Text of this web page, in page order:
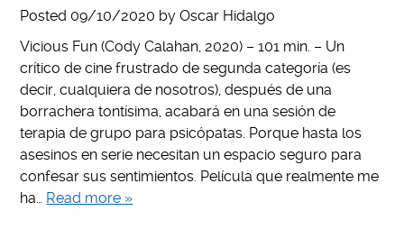
Posted 09/10/2020 byOscar Hidalgo
Vicious Fun (Cody Calahan, 2020) – 101 min. – Un
crítico de cine frustrado de segunda categoría (es
decir, cualquiera de nosotros), después de una
borrachera tontísima, acabará en una sesión de
terapia de grupo para psicópatas. Porque hasta los
asesinos en serie necesitan un espacio seguro para
confesar sus sentimientos. Película que realmente me
ha… Read more »